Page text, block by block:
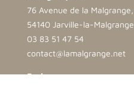
76 Avenue de la Malgrange,
54140 Jarville-la-Malgrange
03 83 51 47 54
contact@lamalgrange.net
Ecole